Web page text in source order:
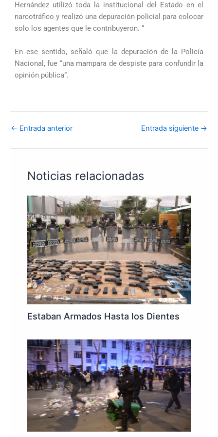
Hernández utilizó toda la institucional del Estado en el
narcotráfico y realizó una depuración policial para colocar
solo los agentes que le contribuyeron. “
En ese sentido, señaló que la depuración de la Policía
Nacional, fue “una mampara de despiste para confundir la
opinión pública”.
← Entrada anterior Entrada siguiente →
Noticias relacionadas
Estaban Armados Hasta los Dientes